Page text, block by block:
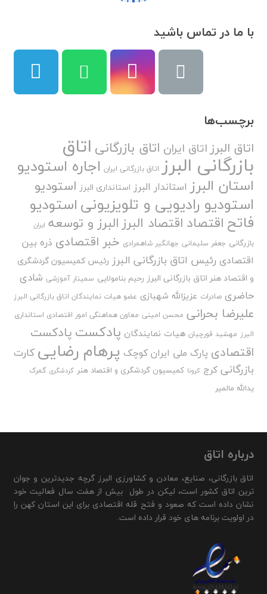
با ما در تماس باشید
برچسب‌ها
اتاق البرزاتاق ایران اتاق بازرگانی اتاق
بازرگانی البرز اتاق بازرگانی ایران اجاره استودیو
استان البرز استاندار البرز استانداری البرز استودیو
استودیو رادیویی و تلویزیونیاستودیو
فاتح اقتصاد اقتصاد البرزالبرز و توسعه ایران
بازرگانی جعفر سلیمانی جهانگیر شاهمرادی خبر اقتصادی ذره بین
اقتصادی رئیس اتاق بازرگانی البرز رئیس کمیسیون گردشگری
و اقتصاد هنر اتاق بازرگانی البرز رحیم بنامولایی سمینار آموزشی شادی
حاضری صادرات عزیزالله شهبازی عضو هیات نمایندگان اتاق بازرگانی البرز
علیرضا بحرانی محسن امینی معاون هماهنگی امور اقتصادی استانداری
البرز مهشید قورچیان هیات نمایندگان پادکست پادکست
اقتصادی پارک ملی ایران کوچک پرهام رضایی کارت
بازرگانی کرج کرونا کمیسیون گردشگری و اقتصاد هنر گردشگری گمرک
یدالله مالمیر
درباره اتاق
اتاق بازرگانی، صنایع، معادن و کشاورزی البرز گرچه جدیدترین و جوان
ترین اتاق کشور است، لیکن در طول بیش از هفت سال فعالیت خود
نشان داده است که صعود و فتح قله اقتصادی برای این استان کهن را
در اولویت برنامه های خود قرار داده است.